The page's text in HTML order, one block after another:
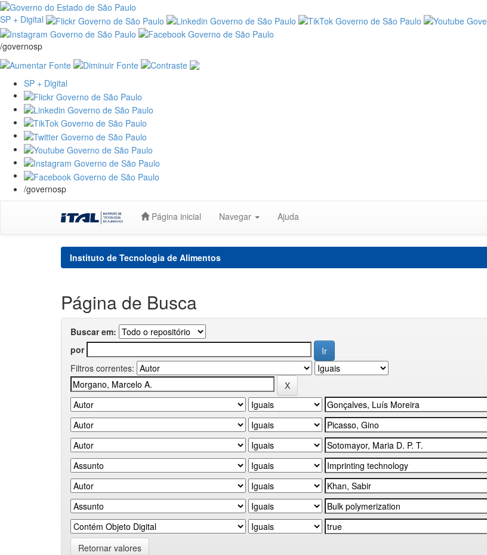
SP + Digital
/governosp
SP + Digital
/governosp
Página inicial Navegar Ajuda
Instituto de Tecnologia de Alimentos
Página de Busca
Buscar em:
por
Filtros correntes:
Retornar valores